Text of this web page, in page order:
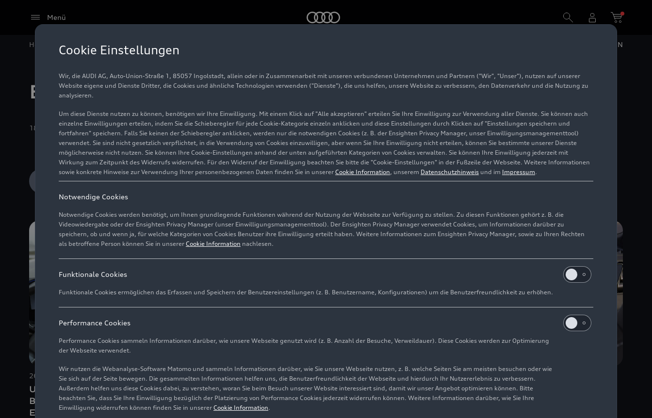
Menü
Home Audi Media Center Fotos EN
Elektronik
18.02.2026 Album 34 Bilder
In den Warenkorb
26.11.2025 Foto
Updates für fünf Audi
Baureihen: noch mehr
Emotionen, Komfort und
25.08.2025 Illustration
Audi Q3 Sportback
16.06.2025 Illustration
Audi Q3 - Interieur, Anzeigen
und Bedienung
24.11.2025
Audi bringt Disney+ ins
Fahrzeug und betritt im
Cookie Einstellungen
Wir, die AUDI AG, Auto-Union-Straße 1, 85057 Ingolstadt, allein oder in Zusammenarbeit mit unseren verbundenen Unternehmen und Partnern ("Wir", "Unser"), nutzen auf unserer
Website eigene und Dienste Dritter, die Cookies und ähnliche Technologien verwenden ("Dienste"), die uns helfen, unsere Website zu verbessern, den Datenverkehr und die Nutzung zu
analysieren.
Um diese Dienste nutzen zu können, benötigen wir Ihre Einwilligung. Mit einem Klick auf "Alle akzeptieren" erteilen Sie Ihre Einwilligung zur Verwendung aller Dienste. Sie können auch
einzelne Einwilligungen erteilen, indem Sie die Schieberegler für jede Cookie-Kategorie einzeln anklicken und diese Einstellungen durch Klicken auf "Einstellungen speichern und
fortfahren" speichern. Falls Sie keinen der Schieberegler anklicken, werden nur die notwendigen Cookies (z. B. der Ensighten Privacy Manager, unser Einwilligungsmanagementtool)
verwendet. Sie sind nicht gesetzlich verpflichtet, in die Verwendung von Cookies einzuwilligen, aber wenn Sie Ihre Einwilligung nicht erteilen, können Sie bestimmte unserer Dienste
möglicherweise nicht nutzen. Sie können Ihre Cookie-Einstellungen anhand der unten aufgeführten Kategorien von Cookies verwalten. Sie können Ihre Einwilligung jederzeit mit
Wirkung zum Zeitpunkt des Widerrufs widerrufen. Für den Widerruf der Einwilligung beachten Sie bitte die "Cookie-Einstellungen" in der Fußzeile der Webseite. Weitere Informationen
sowie konkrete Hinweise zur Verwendung Ihrer personenbezogenen Daten finden Sie in unserer Cookie Information, unserem Datenschutzhinweis und im Impressum.
Notwendige Cookies
Notwendige Cookies werden benötigt, um Ihnen grundlegende Funktionen während der Nutzung der Webseite zur Verfügung zu stellen. Zu diesen Funktionen gehört z. B. die
Videowiedergabe oder der Ensighten Privacy Manager (unser Einwilligungsmanagementtool). Der Ensighten Privacy Manager verwendet Cookies, um Informationen darüber zu
speichern, ob und wenn ja, für welche Kategorien von Cookies Benutzer ihre Einwilligung erteilt haben. Weitere Informationen zum Ensighten Privacy Manager, sowie zu Ihren Rechten
als betroffene Person können Sie in unserer Cookie Information nachlesen.
Funktionale Cookies
Funktionale Cookies ermöglichen das Erfassen und Speichern der Benutzereinstellungen (z. B. Benutzername, Konfigurationen) um die Benutzerfreundlichkeit zu erhöhen.
Performance Cookies
Performance Cookies sammeln Informationen darüber, wie unsere Webseite genutzt wird (z. B. Anzahl der Besuche, Verweildauer). Diese Cookies werden zur Optimierung
der Webseite verwendet.
Wir nutzen die Webanalyse-Software Matomo und sammeln Informationen darüber, wie Sie unsere Webseite nutzen, z. B. welche Seiten Sie am meisten besuchen oder wie
Sie sich auf der Seite bewegen. Die gesammelten Informationen helfen uns, die Benutzerfreundlichkeit der Webseite und hierdurch Ihr Nutzererlebnis zu verbessern.
Außerdem helfen uns diese Cookies dabei, zu verstehen, woran Sie beim Besuch unserer Website interessiert sind, damit wir unser Angebot optimieren können. Bitte
beachten Sie, dass Sie Ihre Einwilligung bezüglich der Platzierung von Performance Cookies jederzeit widerrufen können. Weitere Informationen darüber, wie Sie Ihre
Einwilligung widerrufen können finden Sie in unserer Cookie Information.